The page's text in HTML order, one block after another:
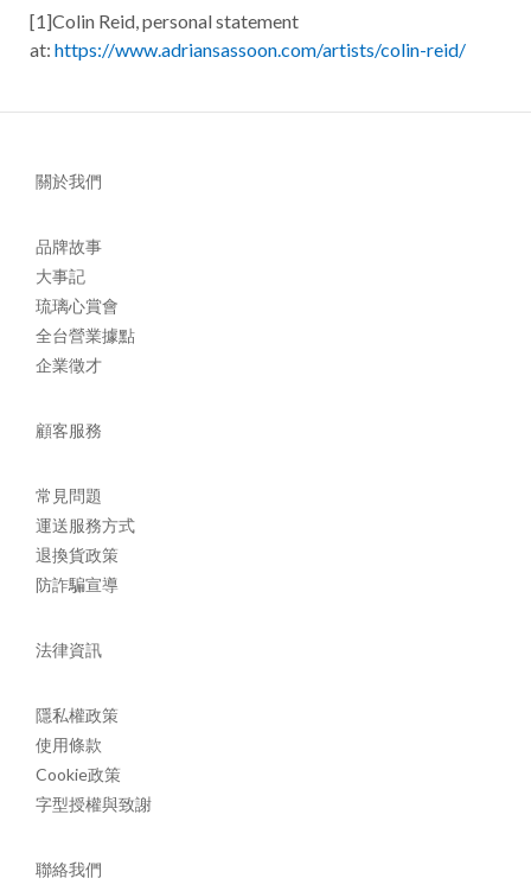
[1]Colin Reid, personal statement
at: https://www.adriansassoon.com/artists/colin-reid/
關於我們
品牌故事
大事記
琉璃心賞會
全台營業據點
企業徵才
顧客服務
常見問題
運送服務方式
退換貨政策
防詐騙宣導
法律資訊
隱私權政策
使用條款
Cookie政策
字型授權與致謝
聯絡我們